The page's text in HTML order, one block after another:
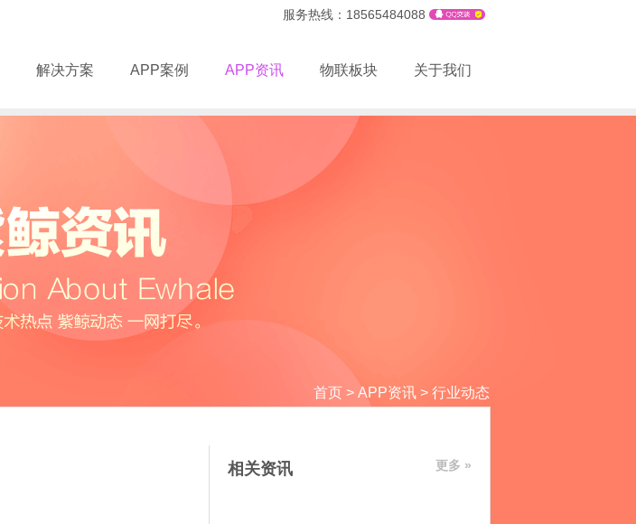
服务热线：18565484088
解决方案 APP案例 APP资讯 物联板块 关于我们
首页 > APP资讯 > 行业动态
相关资讯 更多 »